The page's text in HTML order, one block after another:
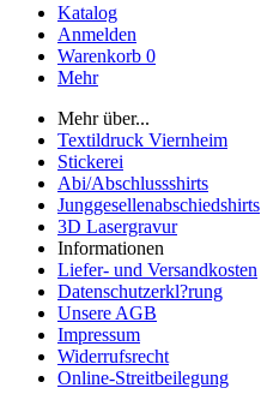
Katalog
Anmelden
Warenkorb 0
Mehr
Mehr über...
Textildruck Viernheim
Stickerei
Abi/Abschlussshirts
Junggesellenabschiedshirts
3D Lasergravur
Informationen
Liefer- und Versandkosten
Datenschutzerkl?rung
Unsere AGB
Impressum
Widerrufsrecht
Online-Streitbeilegung